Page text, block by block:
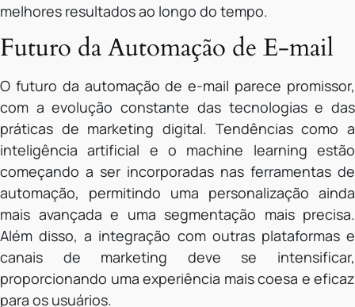
melhores resultados ao longo do tempo.
Futuro da Automação de E-mail
O futuro da automação de e-mail parece promissor,
com a evolução constante das tecnologias e das
práticas de marketing digital. Tendências como a
inteligência artificial e o machine learning estão
começando a ser incorporadas nas ferramentas de
automação, permitindo uma personalização ainda
mais avançada e uma segmentação mais precisa.
Além disso, a integração com outras plataformas e
canais de marketing deve se intensificar,
proporcionando uma experiência mais coesa e eficaz
para os usuários.